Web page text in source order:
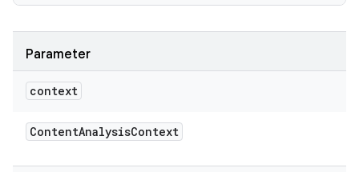
Parameter
context
ContentAnalysisContext